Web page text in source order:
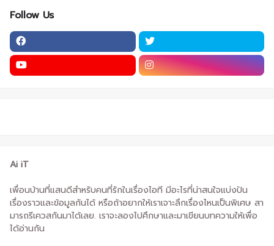
Follow Us
Ai iT
เพื่อนบ้านที่แสนดีสำหรับคนที่รักในเรื่องไอที มีอะไรที่น่าสนใจแบ่งปัน
เรื่องราวและข้อมูลกันได้ หรือถ้าอยากให้เราเจาะลึกเรื่องไหนเป็นพิเศษ สา
มารถรีเควสกันมาได้เลย. เราจะลองไปศึกษาและมาเขียนบทความให้เพื่อ
ได้อ่านกัน